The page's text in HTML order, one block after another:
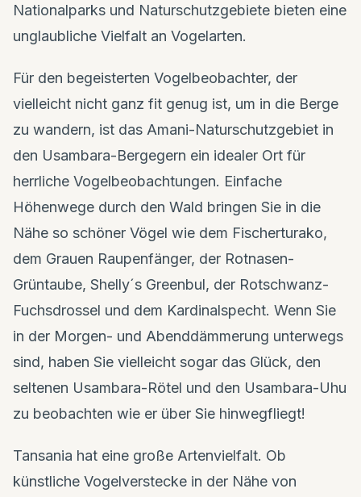
Nationalparks und Naturschutzgebiete bieten eine
unglaubliche Vielfalt an Vogelarten.
Für den begeisterten Vogelbeobachter, der
vielleicht nicht ganz fit genug ist, um in die Berge
zu wandern, ist das Amani-Naturschutzgebiet in
den Usambara-Bergegern ein idealer Ort für
herrliche Vogelbeobachtungen. Einfache
Höhenwege durch den Wald bringen Sie in die
Nähe so schöner Vögel wie dem Fischerturako,
dem Grauen Raupenfänger, der Rotnasen-
Grüntaube, Shelly´s Greenbul, der Rotschwanz-
Fuchsdrossel und dem Kardinalspecht. Wenn Sie
in der Morgen- und Abenddämmerung unterwegs
sind, haben Sie vielleicht sogar das Glück, den
seltenen Usambara-Rötel und den Usambara-Uhu
zu beobachten wie er über Sie hinwegfliegt!
Tansania hat eine große Artenvielfalt. Ob
künstliche Vogelverstecke in der Nähe von